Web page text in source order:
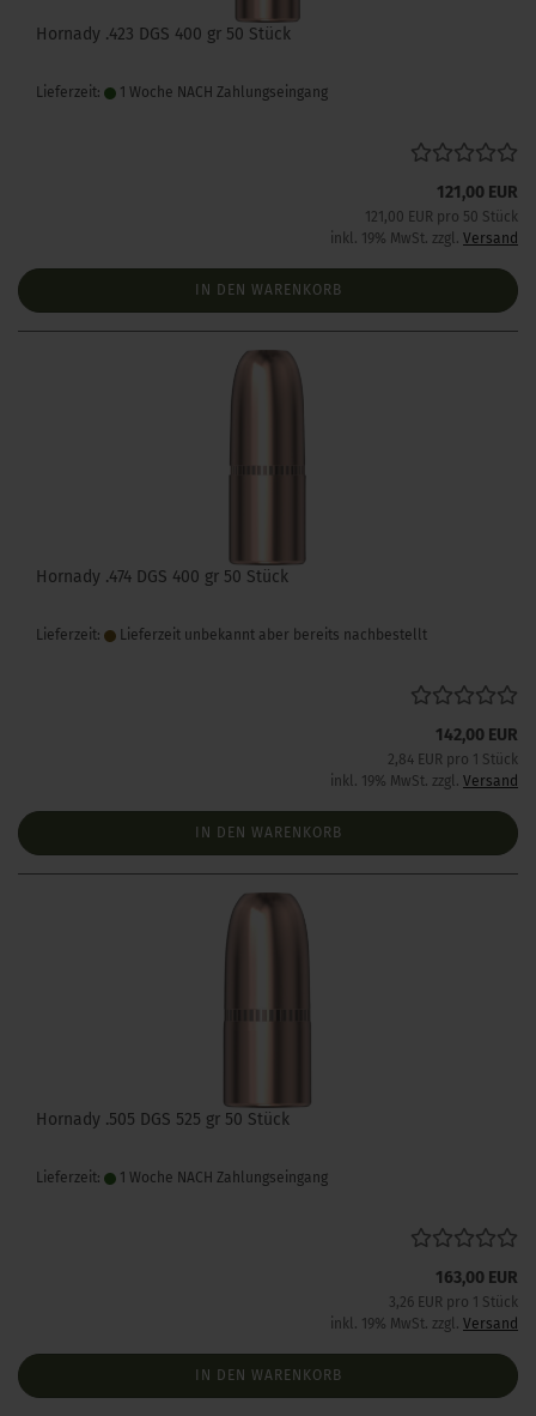
Hornady .423 DGS 400 gr 50 Stück
Lieferzeit: 1 Woche NACH Zahlungseingang
121,00 EUR
121,00 EUR pro 50 Stück
inkl. 19% MwSt. zzgl. Versand
IN DEN WARENKORB
Hornady .474 DGS 400 gr 50 Stück
Lieferzeit: Lieferzeit unbekannt aber bereits nachbestellt
142,00 EUR
2,84 EUR pro 1 Stück
inkl. 19% MwSt. zzgl. Versand
IN DEN WARENKORB
Hornady .505 DGS 525 gr 50 Stück
Lieferzeit: 1 Woche NACH Zahlungseingang
163,00 EUR
3,26 EUR pro 1 Stück
inkl. 19% MwSt. zzgl. Versand
IN DEN WARENKORB